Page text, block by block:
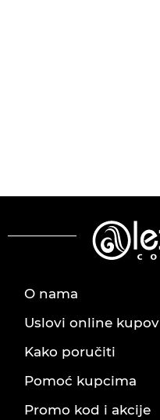
O nama
Uslovi online
Kako poručiti
Pomoć kupcima
Promo kod i akcije